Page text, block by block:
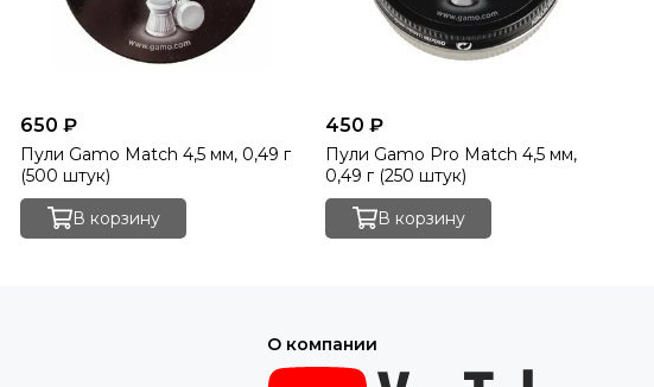
650 ₽
Пули Gamo Match 4,5 мм, 0,49 г
(500 штук)
В корзину
450 ₽
Пули Gamo Pro Match 4,5 мм,
0,49 г (250 штук)
В корзину
О компании